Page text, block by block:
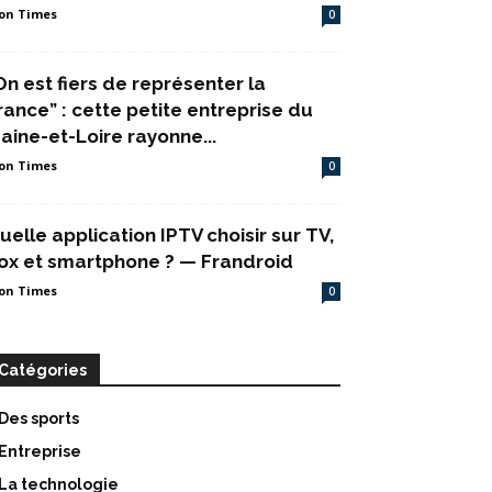
Times 0
est fiers de représenter la
: cette petite entreprise du
et-Loire rayonne...
Times 0
application IPTV choisir sur TV,
et smartphone ? — Frandroid
Times 0
Catégories
Des sports
Entreprise
La technologie